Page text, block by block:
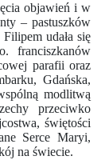
objawień i w
– pastuszków
udała się
franciszkanów
parafii oraz
Gdańska,
modlitwą
przeciwko
świętości
Serce Maryi,
na świecie.